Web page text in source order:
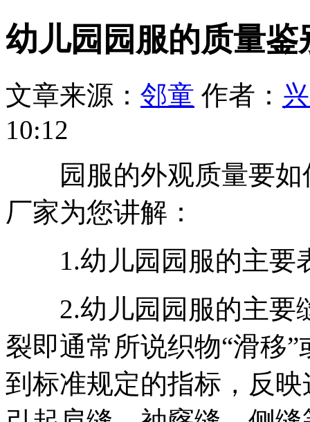
幼儿园园服的质量
文章来源： 邻童 作者：
10:12
园服的外观质量要如
厂家为您讲解：
1.幼儿园园服的主要
2.幼儿园园服的主要
裂即通常所说织物“滑移
到标准规定的指标，反